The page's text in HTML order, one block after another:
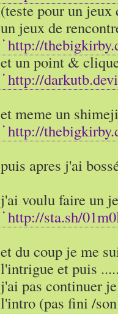
(teste pour un jeux
un jeux de
http://
et un point &
http://
et meme un
http://
puis apres j'ai
j'ai voulu faire un
http://sta.sh/
et du coup je me
l'intrigue et puis
j'ai pas continuer
l'intro (pas fini /